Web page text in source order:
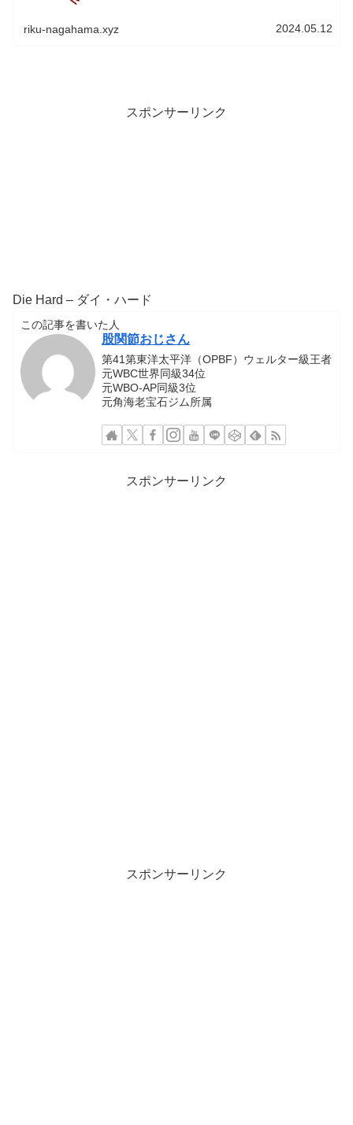
riku-nagahama.xyz 2024.05.12
スポンサーリンク
Die Hard – ダイ・ハード
この記事を書いた人
股関節おじさん
第41第東洋太平洋（OPBF）ウェルター級王者
元WBC世界同級34位
元WBO-AP同級3位
元角海老宝石ジム所属
スポンサーリンク
スポンサーリンク